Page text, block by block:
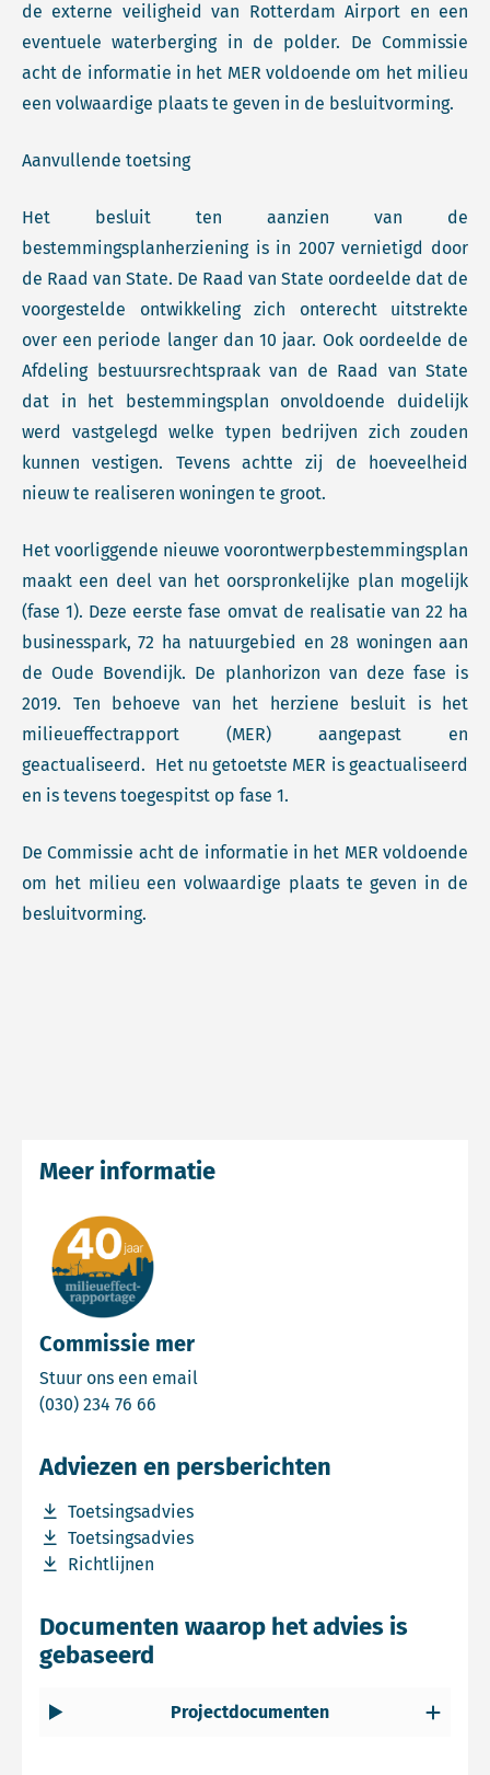
de externe veiligheid van Rotterdam Airport en een
eventuele waterberging in de polder. De Commissie
acht de informatie in het MER voldoende om het milieu
een volwaardige plaats te geven in de besluitvorming.
Aanvullende toetsing
Het besluit ten aanzien van de
bestemmingsplanherziening is in 2007 vernietigd door
de Raad van State. De Raad van State oordeelde dat de
voorgestelde ontwikkeling zich onterecht uitstrekte
over een periode langer dan 10 jaar. Ook oordeelde de
Afdeling bestuursrechtspraak van de Raad van State
dat in het bestemmingsplan onvoldoende duidelijk
werd vastgelegd welke typen bedrijven zich zouden
kunnen vestigen. Tevens achtte zij de hoeveelheid
nieuw te realiseren woningen te groot.
Het voorliggende nieuwe voorontwerpbestemmingsplan
maakt een deel van het oorspronkelijke plan mogelijk
(fase 1). Deze eerste fase omvat de realisatie van 22 ha
businesspark, 72 ha natuurgebied en 28 woningen aan
de Oude Bovendijk. De planhorizon van deze fase is
2019. Ten behoeve van het herziene besluit is het
milieueffectrapport (MER) aangepast en
geactualiseerd. Het nu getoetste MER is geactualiseerd
en is tevens toegespitst op fase 1.
De Commissie acht de informatie in het MER voldoende
om het milieu een volwaardige plaats te geven in de
besluitvorming.
Commissie mer
Stuur ons een email
(030) 234 76 66
Meer informatie
Adviezen en persberichten
Toetsingsadvies
Download bestand Toetsingsadvies
Toetsingsadvies
Download bestand Toetsingsadvies
Richtlijnen
Download bestand Richtlijnen
Documenten waarop het advies is
gebaseerd
Projectdocumenten